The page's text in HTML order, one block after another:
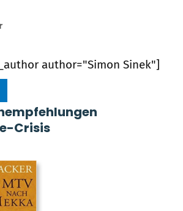
author="Simon Sinek"]
Crisis